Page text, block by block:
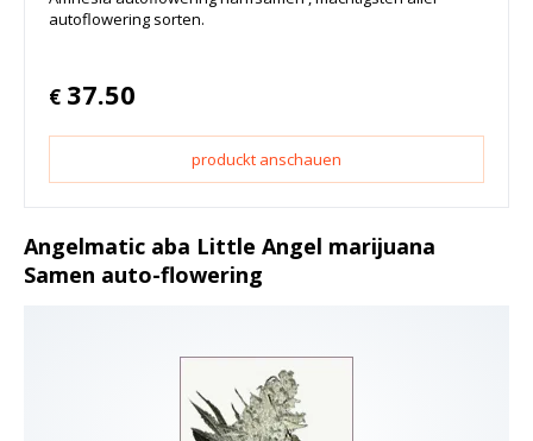
autoflowering sorten.
€ 37.50
produckt anschauen
Angelmatic aba Little Angel marijuana
Samen auto-flowering